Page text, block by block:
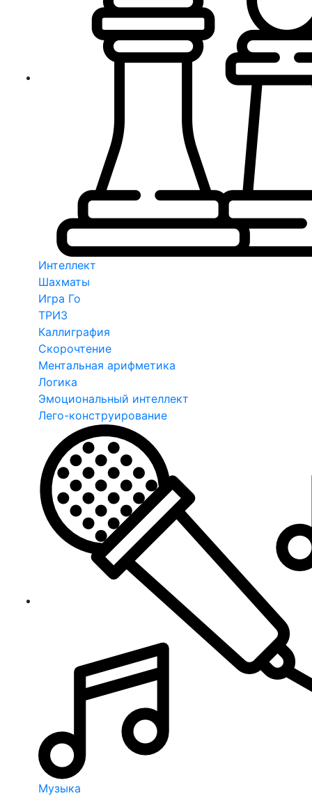
Интеллект
Шахматы
Игра Го
ТРИЗ
Каллиграфия
Скорочтение
Ментальная арифметика
Логика
Эмоциональный интеллект
Лего-конструирование
Музыка